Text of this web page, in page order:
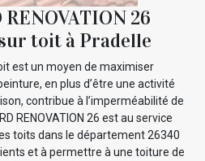
RENOVATION 26
toit à Pradelle
est un moyen de maximiser
en plus d’être une activité
contribue à l’imperméabilité de
RENOVATION 26 est au service
toits dans le département 26340
et à permettre à une toiture de